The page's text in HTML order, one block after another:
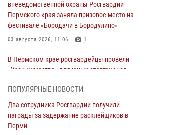
вневедомственной охраны Росгвардии
Пермского края заняла призовое место на
фестивале «Бородачи в Бородулино»
03 августа 2026, 11:06 1
В Пермском крае росгвардейцы провели
«Урок мужества» для юных спортсменов
Росгвардеец спас тонущую женщину в
Пермском крае
30 июля 2026, 05:19
ПОПУЛЯРНЫЕ НОВОСТИ
Два сотрудника Росгвардии получили
награды за задержание расклейщиков в
Перми